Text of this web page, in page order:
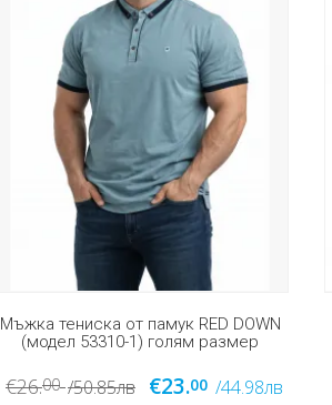
Мъжки памучен спортен екип, Quick
Line, модел 3353, голям размер
€69.00 /134.95лв